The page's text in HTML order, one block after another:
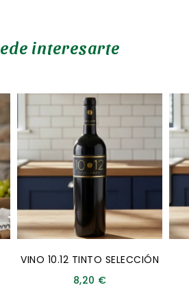
interesarte
VINO 10.12 TINTO SELECCIÓN
8,20 €